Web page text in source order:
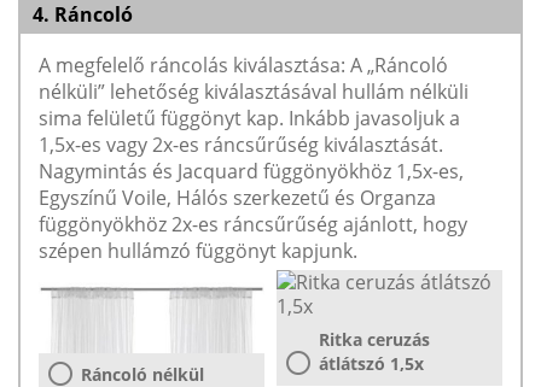
4. Ráncoló
A megfelelő ráncolás kiválasztása: A „Ráncoló
nélküli” lehetőség kiválasztásával hullám nélküli
sima felületű függönyt kap. Inkább javasoljuk a
1,5x-es vagy 2x-es ráncsűrűség kiválasztását.
Nagymintás és Jacquard függönyökhöz 1,5x-es,
Egyszínű Voile, Hálós szerkezetű és Organza
függönyökhöz 2x-es ráncsűrűség ajánlott, hogy
szépen hullámzó függönyt kapjunk.
Ráncoló nélkül
Ritka ceruzás
átlátszó 1,5x